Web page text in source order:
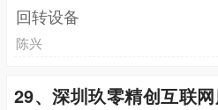
回转设备
陈兴
29、深圳玖零精创互联